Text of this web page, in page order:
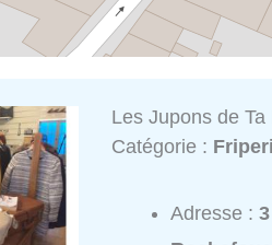
Les Jupons de Ta
Catégorie :
Adresse :